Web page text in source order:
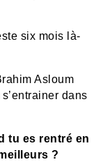
six mois là-
Asloum
dans
tu es rentré en
?